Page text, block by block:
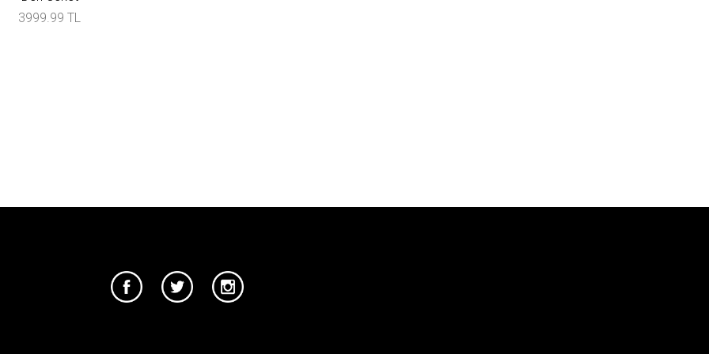
3999.99 TL